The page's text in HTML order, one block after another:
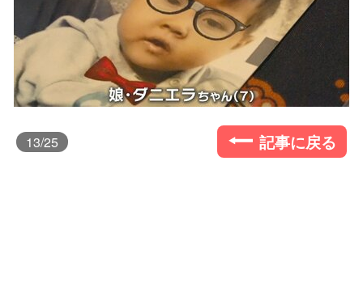
13/25 記事に戻る